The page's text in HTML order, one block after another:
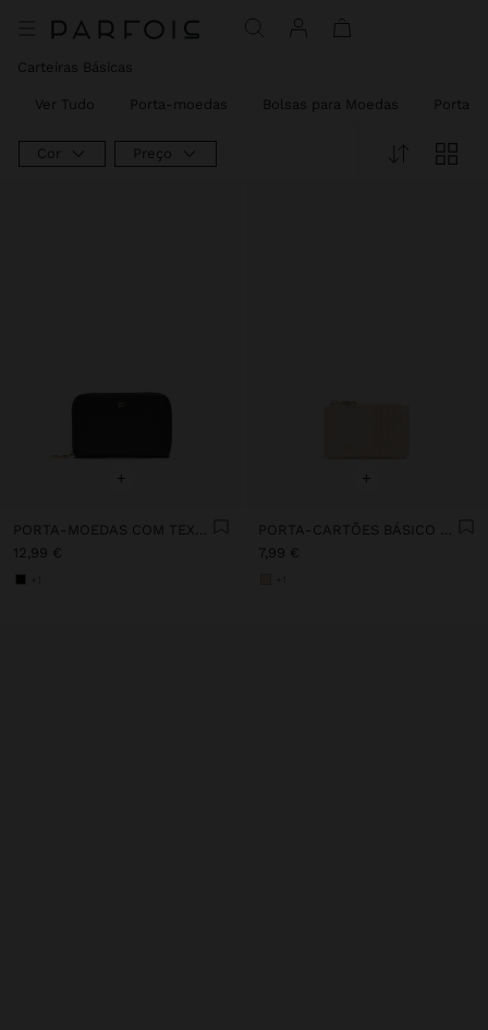
Carteiras Básicas
Ver Tudo Porta-moedas Bolsas para Moedas Porta-
Cor Preço
+
PORTA-MOEDAS COM TEXTURA E FECHO DE CORRER
12,99 €
+
PORTA-CARTÕES BÁSICO COM TEXTURA
7,99 €